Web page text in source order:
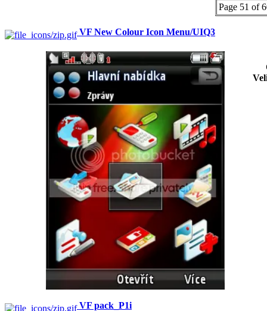
Page 51 of
VF New Colour Icon Menu/UIQ3
VF pack_P1i